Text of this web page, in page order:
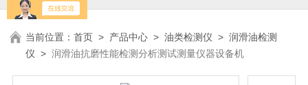
当前位置：首页 > 产品中心 >油类检测仪 >润滑油检测
仪 >润滑油抗磨性能检测分析测试测量仪器设备机